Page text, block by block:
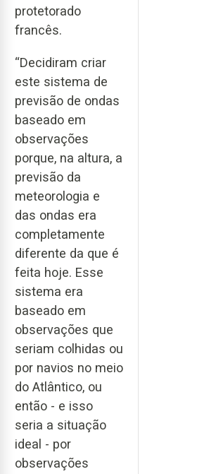
protetorado
francês.
“Decidiram criar
este sistema de
previsão de ondas
baseado em
observações
porque, na altura, a
previsão da
meteorologia e
das ondas era
completamente
diferente da que é
feita hoje. Esse
sistema era
baseado em
observações que
seriam colhidas ou
por navios no meio
do Atlântico, ou
então - e isso
seria a situação
ideal - por
observações